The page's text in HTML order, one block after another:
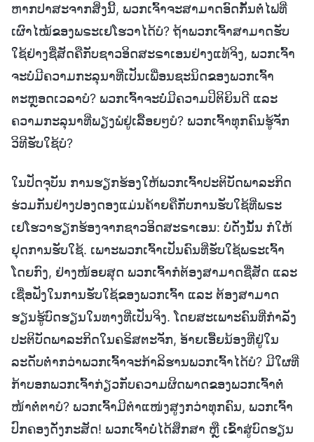
ຫາກປາສະຈາກສິ່ງນີ້, ພວກເຈົ້າຈະສາມາດອົດກັ້ນຕໍ່ໄຟທີ່
ເຜົາໄໝ້ຂອງພຣະເຢໂຮວາໄດ້ບໍ? ຖ້າພວກເຈົ້າສາມາດຮັບ
ໃຊ້ຢ່າງຊື່ສັດຄືກັບຊາວອິດສະຣາເອນຢ່າງແທ້ຈິງ, ພວກເຈົ້າ
ຈະບໍ່ມີຄວາມກະລຸນາທີ່ເປັນເພື່ອນຊະນິດຂອງພວກເຈົ້າ
ຕະຫຼອດເວລາບໍ? ພວກເຈົ້າຈະບໍ່ມີຄວາມປິຕິຍິນດີ ແລະ
ຄວາມກະລຸນາທີ່ພຽງພໍຢູ່ເລື້ອຍໆບໍ? ພວກເຈົ້າທຸກຄົນຮູ້ຈັກ
ວິທີຮັບໃຊ້ບໍ?
ໃນປັດຈຸບັນ ການຮຽກຮ້ອງໃຫ້ພວກເຈົ້າປະຕິບັດພາລະກິດ
ຮ່ວມກັນຢ່າງປອງດອງແມ່ນຄ້າຍຄືກັບການຮັບໃຊ້ທີ່ພຣະ
ເຢໂຮວາຮຽກຮ້ອງຈາກຊາວອິດສະຣາເອນ: ບໍ່ດັ່ງນັ້ນ ກໍໃຫ້
ຢຸດການຮັບໃຊ້. ເພາະພວກເຈົ້າເປັນຄົນທີ່ຮັບໃຊ້ພຣະເຈົ້າ
ໂດຍກົງ, ຢ່າງໜ້ອຍສຸດ ພວກເຈົ້າກໍຕ້ອງສາມາດຊື່ສັດ ແລະ
ເຊື່ອຟັງໃນການຮັບໃຊ້ຂອງພວກເຈົ້າ ແລະ ຕ້ອງສາມາດ
ຮຽນຮູ້ບົດຮຽນໃນທາງທີ່ເປັນຈິງ. ໂດຍສະເພາະຄົນທີ່ກຳລັງ
ປະຕິບັດພາລະກິດໃນຄຣິສຕະຈັກ, ອ້າຍເອື້ຍນ້ອງທີ່ຢູ່ໃນ
ລະດັບຕໍ່າກວ່າພວກເຈົ້າຈະກ້າລິຮານພວກເຈົ້າໄດ້ບໍ? ມີໃຜທີ່
ກ້າບອກພວກເຈົ້າກ່ຽວກັບຄວາມຜິດພາດຂອງພວກເຈົ້າຕໍ່
ໜ້າຕໍ່ຕາບໍ? ພວກເຈົ້າມີຕໍາແໜ່ງສູງກວ່າທຸກຄົນ, ພວກເຈົ້າ
ປົກຄອງດັ່ງກະສັດ! ພວກເຈົ້າບໍ່ໄດ້ສຶກສາ ຫຼື ເຂົ້າສູ່ບົດຮຽນ